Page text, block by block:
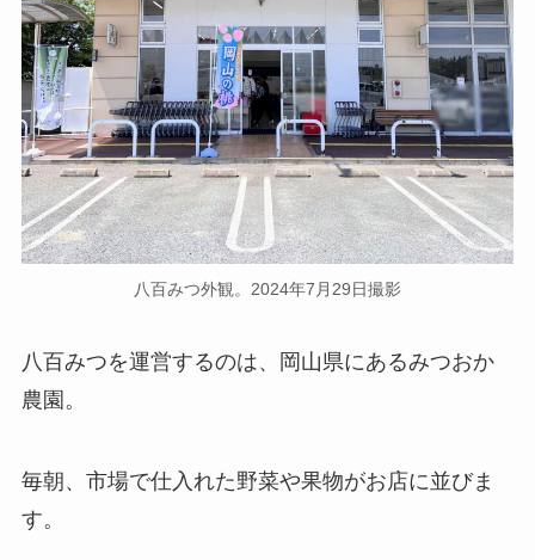
八百みつ外観。2024年7月29日撮影
八百みつを運営するのは、岡山県にあるみつおか
農園。
毎朝、市場で仕入れた野菜や果物がお店に並びま
す。